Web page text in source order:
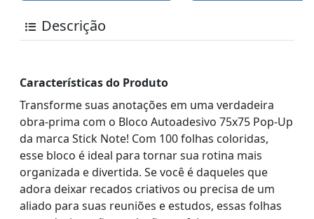
Descrição
Características do Produto
Transforme suas anotações em uma verdadeira
obra-prima com o Bloco Autoadesivo 75x75 Pop-Up
da marca Stick Note! Com 100 folhas coloridas,
esse bloco é ideal para tornar sua rotina mais
organizada e divertida. Se você é daqueles que
adora deixar recados criativos ou precisa de um
aliado para suas reuniões e estudos, essas folhas